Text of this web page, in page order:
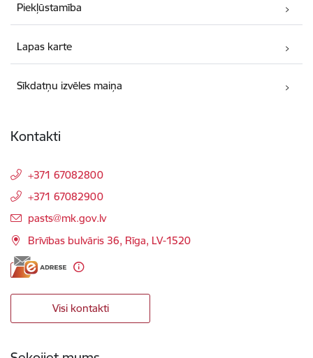
Piekļūstamība
Lapas karte
Sīkdatņu izvēles maiņa
Kontakti
+371 67082800
+371 67082900
E-pasts:
pasts@mk.gov.lv
Brīvības bulvāris 36, Rīga, LV-1520
Visi kontakti